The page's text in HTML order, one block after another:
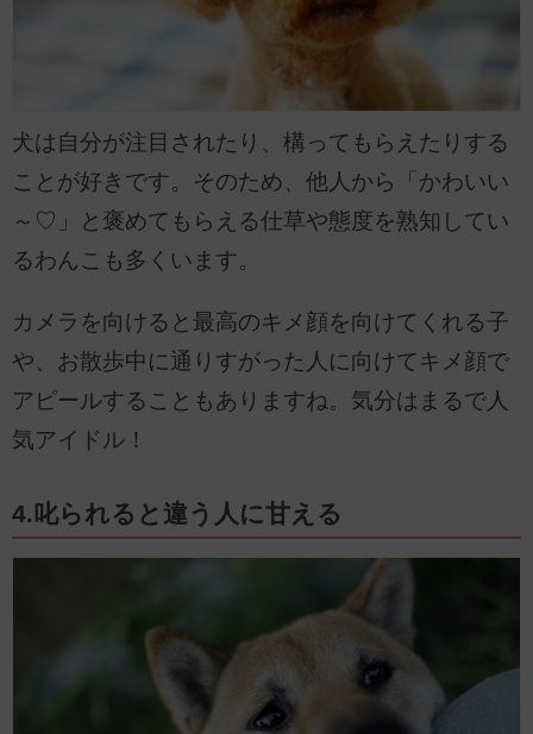
犬は自分が注目されたり、構ってもらえたりする
ことが好きです。そのため、他人から「かわいい
～♡」と褒めてもらえる仕草や態度を熟知してい
るわんこも多くいます。
カメラを向けると最高のキメ顔を向けてくれる子
や、お散歩中に通りすがった人に向けてキメ顔で
アピールすることもありますね。気分はまるで人
気アイドル！
4.叱られると違う人に甘える